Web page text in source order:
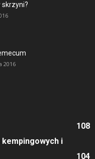
skrzyni?
2016
108
i
104